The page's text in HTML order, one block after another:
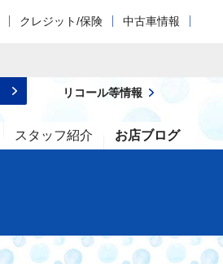
クレジット/保険 中古車情報
スタッフ紹介 お店ブログ
リコール等情報